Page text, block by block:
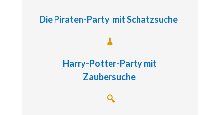
Die Piraten-Party mit Schatzsuche
🧹
Harry-Potter-Partymit
Zaubersuche
🔍